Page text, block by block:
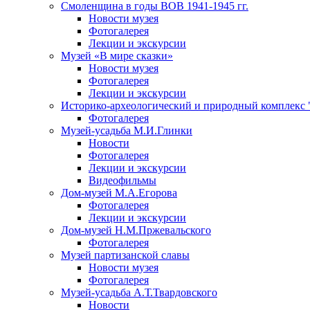
Смоленщина в годы ВОВ 1941-1945 гг.
Новости музея
Фотогалерея
Лекции и экскурсии
Музей «В мире сказки»
Новости музея
Фотогалерея
Лекции и экскурсии
Историко-археологический и природный комплекс
Фотогалерея
Музей-усадьба М.И.Глинки
Новости
Фотогалерея
Лекции и экскурсии
Видеофильмы
Дом-музей М.А.Егорова
Фотогалерея
Лекции и экскурсии
Дом-музей Н.М.Пржевальского
Фотогалерея
Музей партизанской славы
Новости музея
Фотогалерея
Музей-усадьба А.Т.Твардовского
Новости